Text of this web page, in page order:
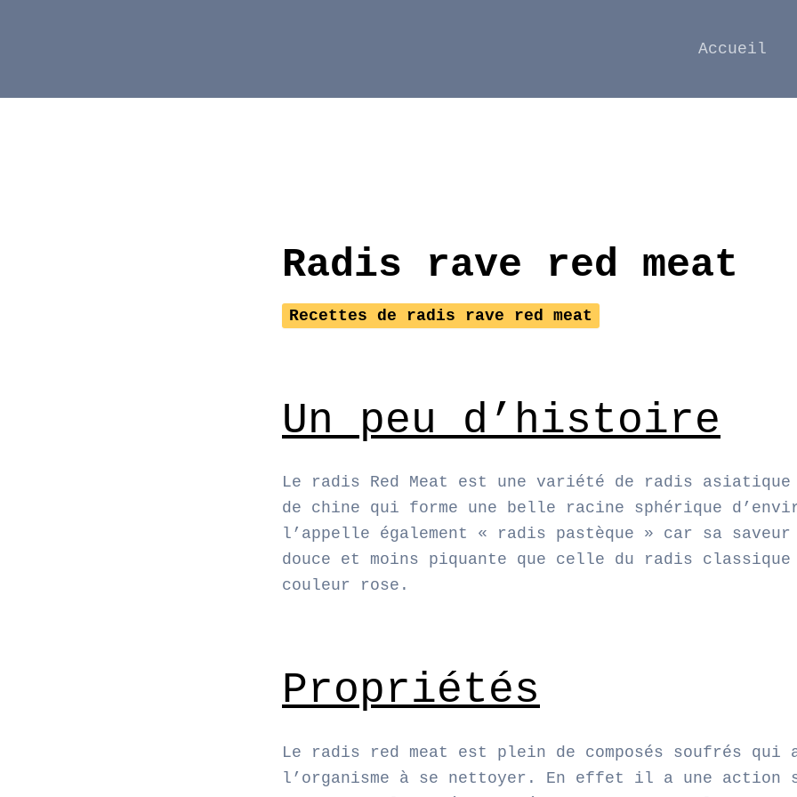
Accueil
Radis rave red meat
Recettes de radis rave red meat
Un peu d’histoire
Le radis Red Meat est une variété de radis
de chine qui forme une belle racine sphérique
l’appelle également « radis pastèque » car sa
douce et moins piquante que celle du radis
couleur rose.
Propriétés
Le radis red meat est plein de composés soufrés qui
l’organisme à se nettoyer. En effet il a une